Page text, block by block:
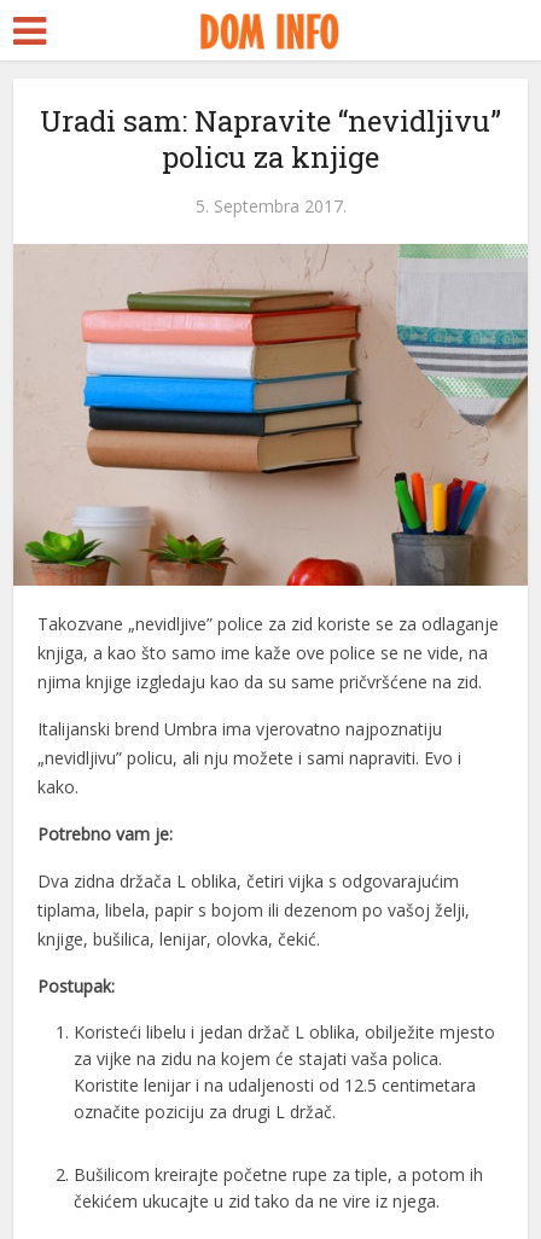
Uradi sam: Napravite “nevidljivu”
policu za knjige
5. Septembra 2017.
Takozvane „nevidljive” police za zid koriste se za odlaganje
knjiga, a kao što samo ime kaže ove police se ne vide, na
njima knjige izgledaju kao da su same pričvršćene na zid.
Italijanski brend Umbra ima vjerovatno najpoznatiju
„nevidljivu” policu, ali nju možete i sami napraviti. Evo i
kako.
Potrebno vam je:
Dva zidna držača L oblika, četiri vijka s odgovarajućim
tiplama, libela, papir s bojom ili dezenom po vašoj želji,
knjige, bušilica, lenijar, olovka, čekić.
Postupak:
Koristeći libelu i jedan držač L oblika, obilježite mjesto
za vijke na zidu na kojem će stajati vaša polica.
Koristite lenijar i na udaljenosti od 12.5 centimetara
označite poziciju za drugi L držač.
Bušilicom kreirajte početne rupe za tiple, a potom ih
čekićem ukucajte u zid tako da ne vire iz njega.